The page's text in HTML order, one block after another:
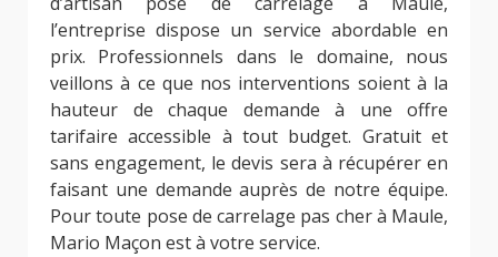
l’entreprise dispose un service abordable en
prix. Professionnels dans le domaine, nous
veillons à ce que nos interventions soient à la
hauteur de chaque demande à une offre
tarifaire accessible à tout budget. Gratuit et
sans engagement, le devis sera à récupérer en
faisant une demande auprès de notre équipe.
Pour toute pose de carrelage pas cher à Maule,
Mario Maçon est à votre service.